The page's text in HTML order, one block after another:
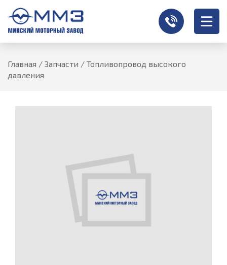
Главная / Запчасти / Топливопровод высокого
давления